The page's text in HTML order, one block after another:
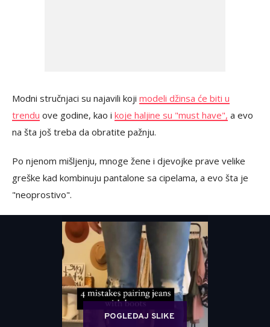
Modni stručnjaci su najavili koji modeli džinsa će biti u
trendu ove godine, kao i koje haljine su "must have", a evo
na šta još treba da obratite pažnju.
Po njenom mišljenju, mnoge žene i djevojke prave velike
greške kad kombinuju pantalone sa cipelama, a evo šta je
"neoprostivo".
POGLEDAJ SLIKE